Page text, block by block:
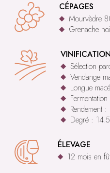
CÉPAGES
Mourvèdre
Grenache
VINIFICATION
Sélection
Vendange
Longue
Rendement
Degré :
ÉLEVAGE
12 mois en